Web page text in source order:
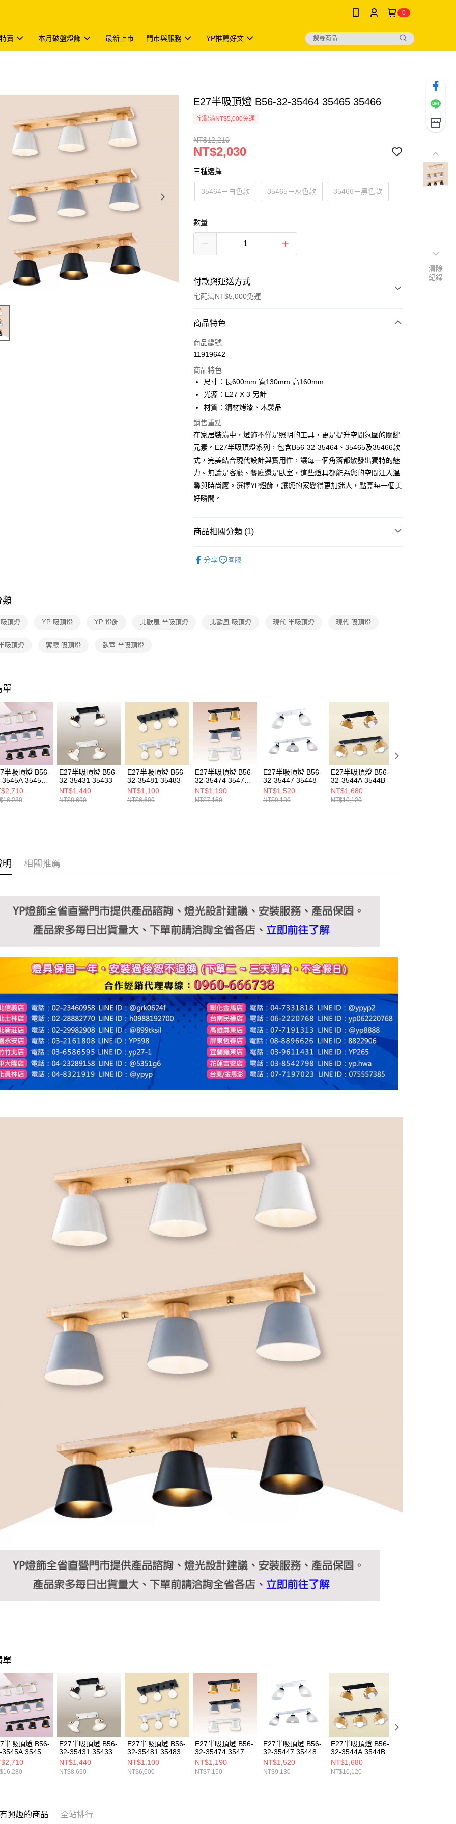
0
賣 本月破盤燈飾 最新上市 門市與服務 YP推薦好文
E27半吸頂燈 B56-32-35464 35465 35466
宅配滿NT$5,000免運
NT$12,210
NT$2,030
三種選擇
35464－白色款 35465－灰色款 35466－黑色款
數量
付款與運送方式
宅配滿NT$5,000免運
付款方式
信用卡一次付款
Apple Pay
街口支付
Google Pay
AFTEE先享後付
相關說明
【關於「AFTEE先享後付」】
AFTEE先享後付是「在收到商品之後才付款」的支付方式。 讓您購物簡單
２．便利：只要手機號碼，簡訊認證，即可結帳。
【「AFTEE先享後付」結帳流程】
絡購買商品的店家。未經商家同意取消之訂單仍視為有效，需透過AFTEE
２．關於個人資料處理事宜，請瀏覽以下網址：
https://aftee.tw/terms/#terms3
３．未成年的使用者請事先徵得法定代理人或監護人之同意方可使用
「AFTEE先享後付」，若未經同意申辦者引起之損失，本公司不負相關責
任。
４．使用「AFTEE先享後付」時，將依據個別帳號之用戶狀況，依本公司
即時審查核予不同之上限額度；若仍有額度不足之情形，本公司將視審查
結果請求用戶進行身份認證。
５．嚴禁一人註冊多個帳號或使用他人資訊註冊。若發現惡意使用之情
形，恩沛科技股份有限公司將有權停止該用戶之使用額度並採取法律行
ATM付款
運送方式
新竹貨運宅配
商品特色
商品編號
11919642
商品特色
尺寸：長600mm 寬130mm 高160mm
光源：E27 X 3 另計
材質：鋼材烤漆、木製品
銷售重點
在家居裝潢中，燈飾不僅是照明的工具，更是提升空間氛圍的關鍵
元素。E27半吸頂燈系列，包含B56-32-35464、35465及35466款
式，完美結合現代設計與實用性，讓每一個角落都散發出獨特的魅
力。無論是客廳、餐廳還是臥室，這些燈具都能為您的空間注入溫
馨與時尚感。選擇YP燈飾，讓您的家變得更加迷人，點亮每一個美
好瞬間。
商品相關分類 (1)
分享
客服
類
頂燈 YP 吸頂燈 YP 燈飾 北歐風 半吸頂燈 北歐風 吸頂燈 現代 半吸頂燈 現代 吸頂燈
吸頂燈 客廳 吸頂燈 臥室 半吸頂燈
單
半吸頂燈 B56-
3545A 3545B
E27半吸頂燈 B56-
32-35431 35433
NT$1,440
NT$8,690
E27半吸頂燈 B56-
32-35481 35483
NT$1,100
NT$6,600
E27半吸頂燈 B56-
32-35474 35475
35476
NT$1,190
NT$7,150
E27半吸頂燈 B56-
32-35447 35448
NT$1,520
NT$9,130
E27半吸頂燈 B56-
32-3544A 3544B
NT$1,680
NT$10,120
明 相關推薦
單
半吸頂燈 B56-
3545B
E27半吸頂燈 B56-
32-35431 35433
NT$1,440
NT$8,690
E27半吸頂燈 B56-
32-35481 35483
NT$1,100
NT$6,600
E27半吸頂燈 B56-
32-35474 35475
35476
NT$1,190
NT$7,150
E27半吸頂燈 B56-
32-35447 35448
NT$1,520
NT$9,130
E27半吸頂燈 B56-
32-3544A 3544B
NT$1,680
NT$10,120
興趣的商品 全站排行
清除
紀錄